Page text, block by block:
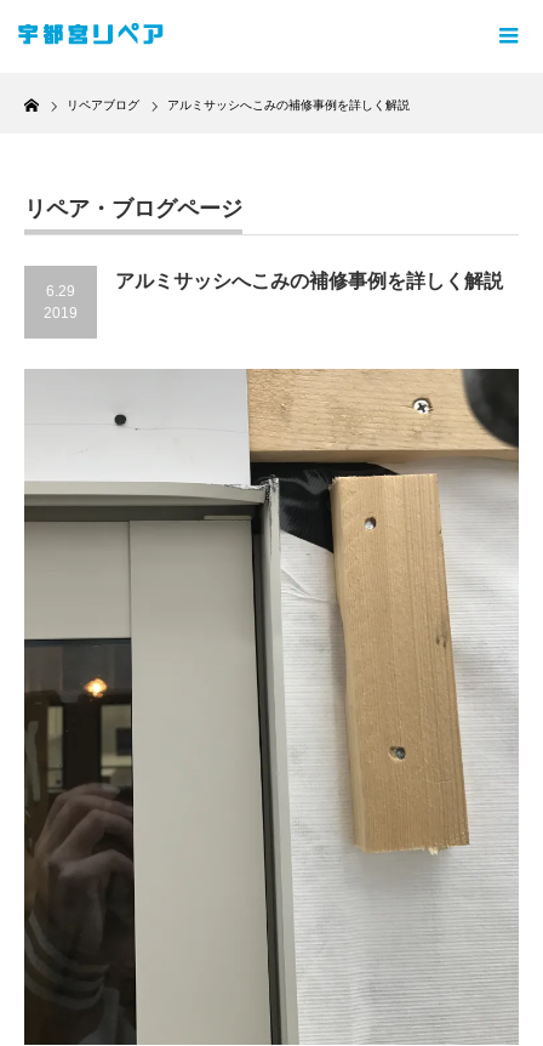
Home
リペアブログ アルミサッシへこみの補修事例を詳しく解説
リペア・ブログページ
6.29
2019
アルミサッシへこみの補修事例を詳しく解説